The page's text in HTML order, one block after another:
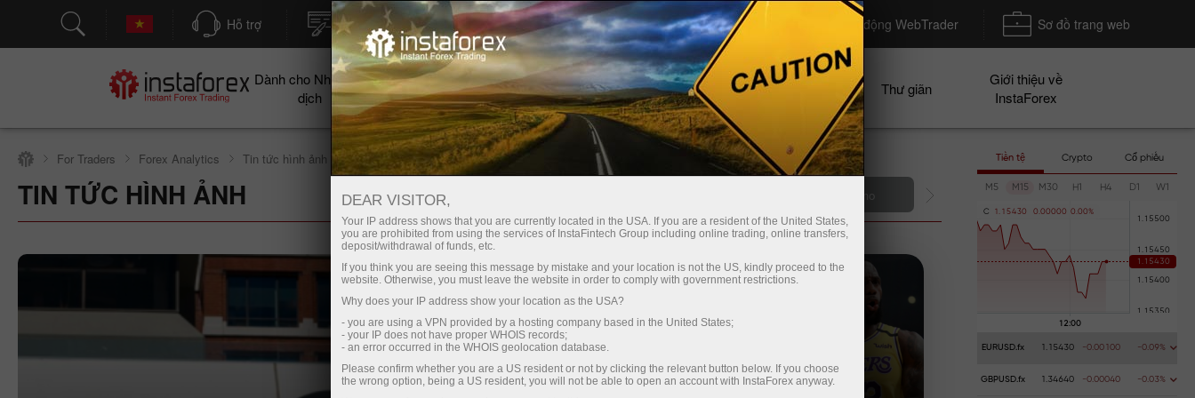
Hỗ trợ Mở tài khoản ngay lập tức Tải nền tảng giao dịch Metatrader Khởi động WebTrader Sơ đồ trang web
Dành cho Nhà giao
dịch
Cho người mới bắt
đầu
Dành cho nhà đầu
tư
Dành cho đối tác Các chiến dịch Thư giãn
Giới thiệu về
InstaForex
For Traders Forex Analytics Tin tức hình ảnh
TIN TỨC HÌNH ẢNHMở tài khoản giao dịch Mở tài khoản demo Nạp tiền gửi
Tiền tệ Crypto Cổ phiếu
M5 M15 M30 H1 H4 D1 W1
C 1 . 1 5430 0 .00000 0 .00%
EURUSD.fx 1.15430 -0.00100 -0.09%
GBPUSD.fx 1.34640 -0.00040 -0.03%
DEAR VISITOR,
Your IP address shows that you are currently located in the USA. If you are a resident of the United States,
you are prohibited from using the services of InstaFintech Group including online trading, online transfers,
deposit/withdrawal of funds, etc.
If you think you are seeing this message by mistake and your location is not the US, kindly proceed to the
website. Otherwise, you must leave the website in order to comply with government restrictions.
Why does your IP address show your location as the USA?
- you are using a VPN provided by a hosting company based in the United States;
- your IP does not have proper WHOIS records;
- an error occurred in the WHOIS geolocation database.
Please confirm whether you are a US resident or not by clicking the relevant button below. If you choose
the wrong option, being a US resident, you will not be able to open an account with InstaForex anyway.